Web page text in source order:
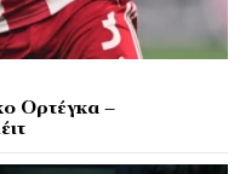
Ορτέγκα –